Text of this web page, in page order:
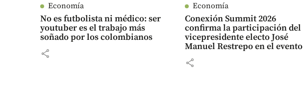
Economía
No es futbolista ni médico: ser
youtuber es el trabajo más
soñado por los colombianos
share
Economía
Conexión Summit 2026
confirma la participación del
vicepresidente electo José
Manuel Restrepo en el evento
share